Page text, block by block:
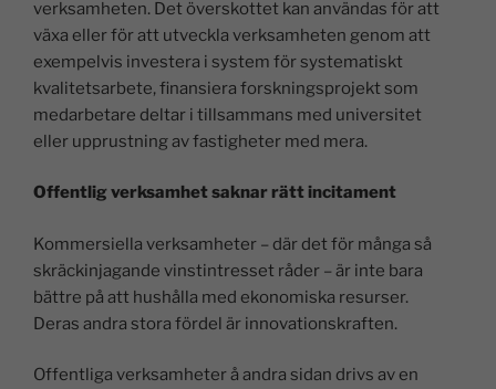
verksamheten. Det överskottet kan användas för att
växa eller för att utveckla verksamheten genom att
exempelvis investera i system för systematiskt
kvalitetsarbete, finansiera forskningsprojekt som
medarbetare deltar i tillsammans med universitet
eller upprustning av fastigheter med mera.
Offentlig verksamhet saknar rätt incitament
Kommersiella verksamheter – där det för många så
skräckinjagande vinstintresset råder – är inte bara
bättre på att hushålla med ekonomiska resurser.
Deras andra stora fördel är innovationskraften.
Offentliga verksamheter å andra sidan drivs av en